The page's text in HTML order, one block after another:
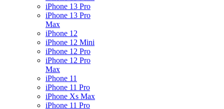
iPhone 13 Pro
iPhone 13 Pro
Max
iPhone 12
iPhone 12 Mini
iPhone 12 Pro
iPhone 12 Pro
Max
iPhone 11
iPhone 11 Pro
iPhone Xs Max
iPhone 11 Pro